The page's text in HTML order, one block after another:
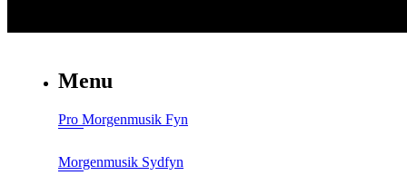
Menu
Pro Morgenmusik Fyn
Morgenmusik Sydfyn